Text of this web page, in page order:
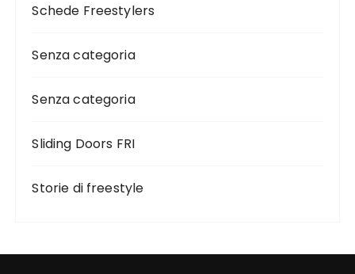
Schede Freestylers
Senza categoria
Senza categoria
Sliding Doors FRI
Storie di freestyle